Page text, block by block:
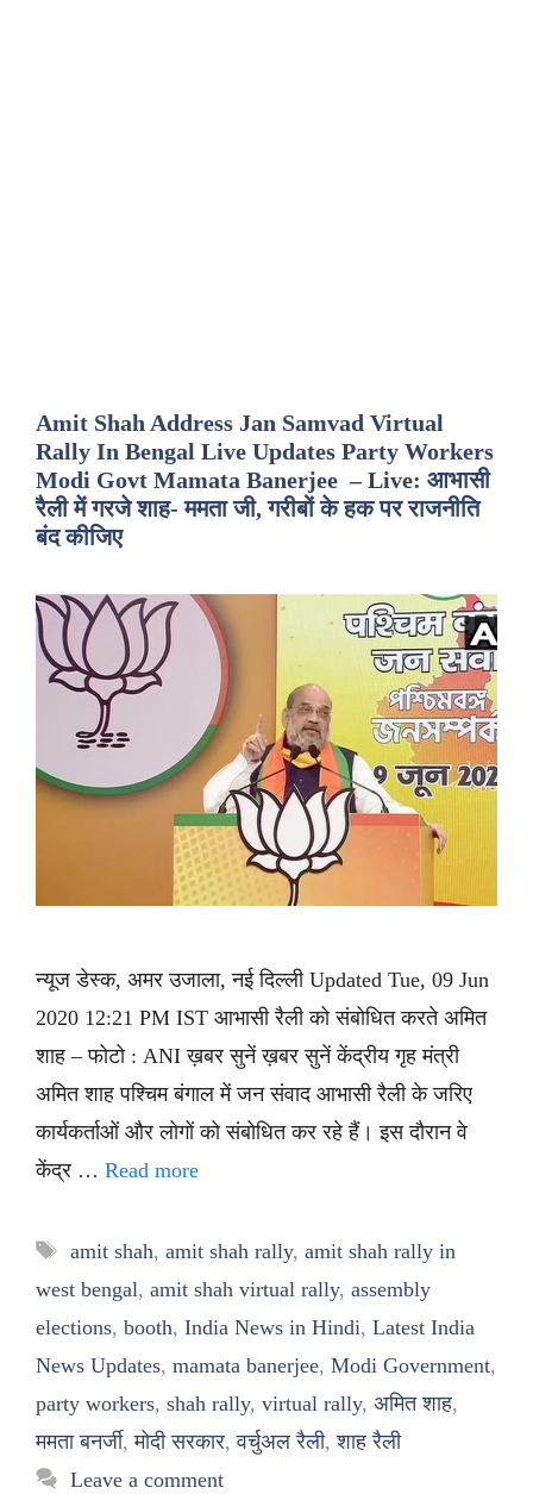
Amit Shah Address Jan Samvad Virtual
Rally In Bengal Live Updates Party Workers
Modi Govt Mamata Banerjee – Live: आभासी
रैली में गरजे शाह- ममता जी, गरीबों के हक पर राजनीति
बंद कीजिए
न्यूज डेस्क, अमर उजाला, नई दिल्ली Updated Tue, 09 Jun
2020 12:21 PM IST आभासी रैली को संबोधित करते अमित
शाह – फोटो : ANI ख़बर सुनें ख़बर सुनें केंद्रीय गृह मंत्री
अमित शाह पश्चिम बंगाल में जन संवाद आभासी रैली के जरिए
कार्यकर्ताओं और लोगों को संबोधित कर रहे हैं। इस दौरान वे
केंद्र … Read more
Tags
amit shah, amit shah rally, amit shah rally in
west bengal, amit shah virtual rally, assembly
elections, booth, India News in Hindi, Latest India
News Updates, mamata banerjee, Modi Government,
party workers, shah rally, virtual rally, अमित शाह,
ममता बनर्जी,मोदी सरकार,वर्चुअल रैली,शाह रैली
Leave a comment